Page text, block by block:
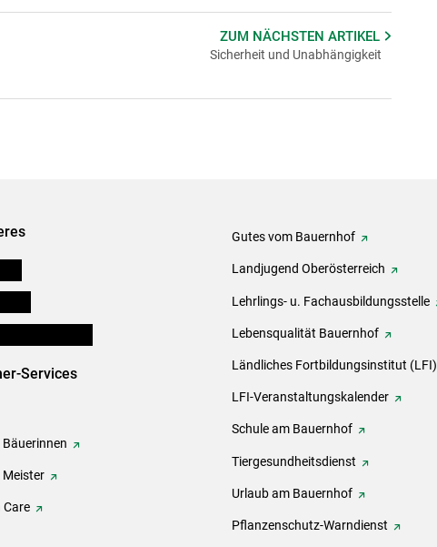
ZUM NÄCHSTENARTIKEL
Sicherheit und Unabhängigkeit
Services
Bäuerinnen
Meister
Care
Gutes vom Bauernhof
Landjugend Oberösterreich
Lehrlings- u. Fachausbildungsstelle
Lebensqualität Bauernhof
Ländliches Fortbildungsinstitut (LFI)
LFI-Veranstaltungskalender
Schule am Bauernhof
Tiergesundheitsdienst
Urlaub am Bauernhof
Pflanzenschutz-Warndienst